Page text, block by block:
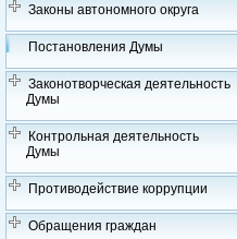
Законы автономного округа
Постановления Думы
Законотворческая деятельность
Думы
Контрольная деятельность
Думы
Противодействие коррупции
Обращения граждан